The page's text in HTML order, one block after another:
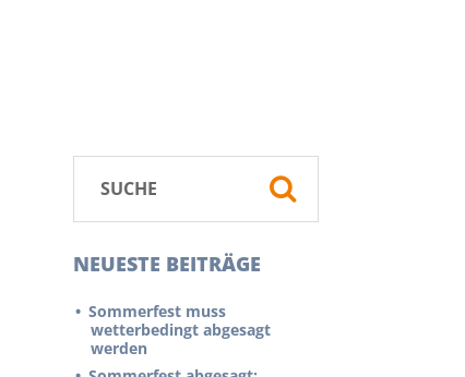
NEUESTE BEITRÄGE
Sommerfest muss
wetterbedingt abgesagt
werden